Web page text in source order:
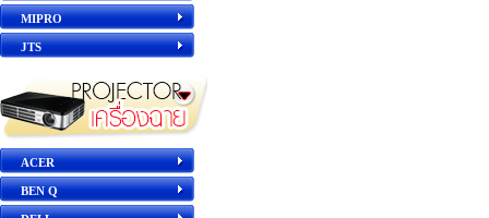
MIPRO
JTS
ACER
BEN Q